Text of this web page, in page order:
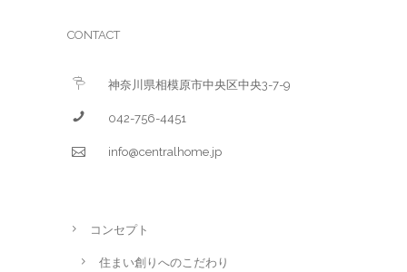
CONTACT
神奈川県相模原市中央区中央3-7-9
042-756-4451
info@centralhome.jp
コンセプト
住まい創りへのこだわり